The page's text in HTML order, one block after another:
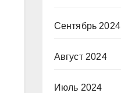
Сентябрь 2024
Август 2024
Июль 2024